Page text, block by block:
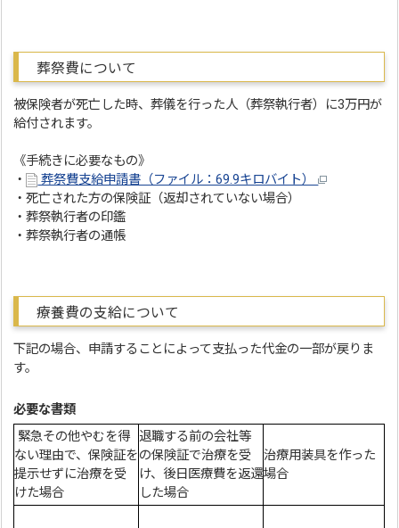
葬祭費について
被保険者が死亡した時、葬儀を行った人（葬祭執行者）に3万円が
給付されます。
《手続きに必要なもの》
・
葬祭費支給申請書（ファイル：69.9キロバイト）
・死亡された方の保険証（返却されていない場合）
・葬祭執行者の印鑑
・葬祭執行者の通帳
療養費の支給について
下記の場合、申請することによって支払った代金の一部が戻りま
す。
必要な書類
緊急その他やむを得
ない理由で、保険証を
提示せずに治療を受
けた場合
退職する前の会社等
の保険証で治療を受
け、後日医療費を返還
した場合
治療用装具を作った
場合